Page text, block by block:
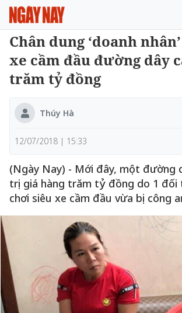
Chân dung ‘doanh
xe cầm đầu đường dây
trăm tỷ đồng
Thúy Hà
12/07/2018 | 15:33
(Ngày Nay) - Mới đây, một đường
trị giá hàng trăm tỷ đồng do 1 đối
chơi siêu xe cầm đầu vừa bị công